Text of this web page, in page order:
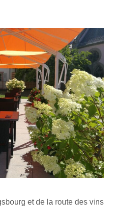
et de la route des vins